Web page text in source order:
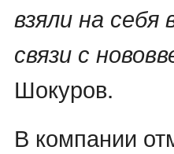
взяли на себя
связи с
Шокуров.
В компании